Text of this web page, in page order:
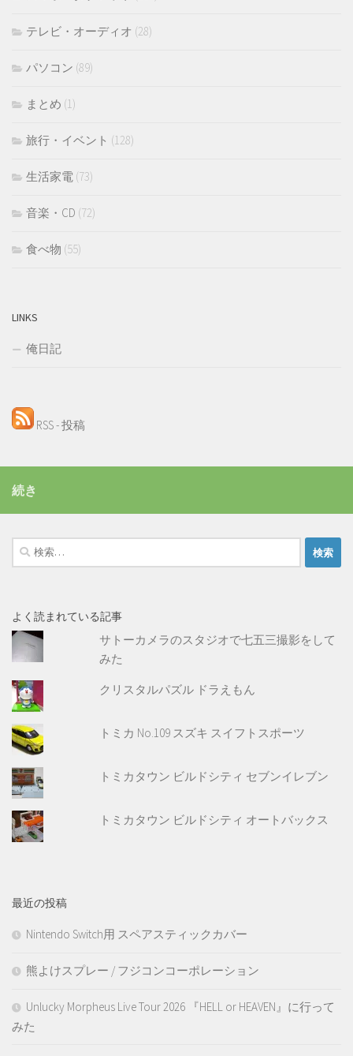
テレビ・オーディオ (28)
パソコン (89)
まとめ (1)
旅行・イベント (128)
生活家電 (73)
音楽・CD (72)
食べ物 (55)
LINKS
俺日記
RSS - 投稿
続き
検
索:
よく読まれている記事
サトーカメラのスタジオで七五三撮影をして
みた
クリスタルパズル ドラえもん
トミカ No.109 スズキ スイフトスポーツ
トミカタウン ビルドシティ セブンイレブン
トミカタウン ビルドシティ オートバックス
最近の投稿
Nintendo Switch用 スペアスティックカバー
熊よけスプレー / フジコンコーポレーション
Unlucky Morpheus Live Tour 2026 『HELL or HEAVEN』に行って
みた